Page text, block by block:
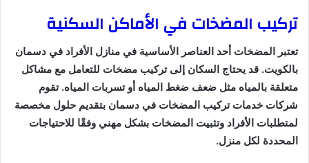
تركيب المضخات في الأماكن السكنية
تعتبر المضخات أحد العناصر الأساسية في منازل الأفراد في دسمان
بالكويت. قد يحتاج السكان إلى تركيب مضخات للتعامل مع مشاكل
متعلقة بالمياه مثل ضعف ضغط المياه أو تسربات المياه. تقوم
شركات خدمات تركيب المضخات في دسمان بتقديم حلول مخصصة
لمتطلبات الأفراد وتثبيت المضخات بشكل مهني وفقًا للاحتياجات
المحددة لكل منزل.